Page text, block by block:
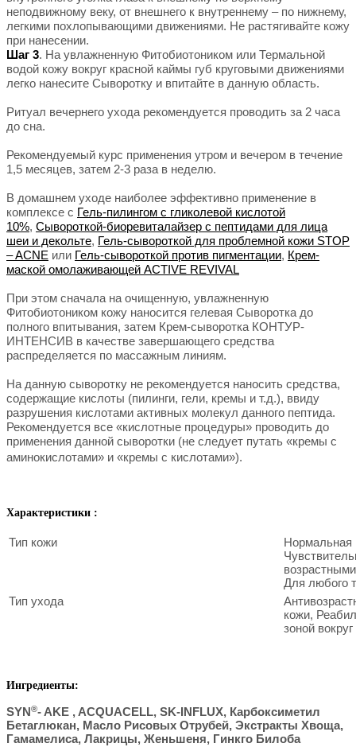
неподвижному веку, от внешнего к внутреннему – по нижнему,
легкими похлопывающими движениями. Не растягивайте кожу
при нанесении.
Шаг 3. На увлажненную Фитобиотоником или Термальной
водой кожу вокруг красной каймы губ круговыми движениями
легко нанесите Сыворотку и впитайте в данную область.
Ритуал вечернего ухода рекомендуется проводить за 2 часа
до сна.
Рекомендуемый курс применения утром и вечером в течение
1,5 месяцев, затем 2-3 раза в неделю.
В домашнем уходе наиболее эффективно применение в
комплексе с Гель-пилингом с гликолевой кислотой
10%, Сывороткой-биоревиталайзер с пептидами для лица
шеи и декольте, Гель-сывороткой для проблемной кожи STOP
– ACNE или Гель-сывороткой против пигментации, Крем-
маской омолаживающей ACTIVE REVIVAL
При этом сначала на очищенную, увлажненную
Фитобиотоником кожу наносится гелевая Сыворотка до
полного впитывания, затем Крем-сыворотка КОНТУР-
ИНТЕНСИВ в качестве завершающего средства
распределяется по массажным линиям.
На данную сыворотку не рекомендуется наносить средства,
содержащие кислоты (пилинги, гели, кремы и т.д.), ввиду
разрушения кислотами активных молекул данного пептида.
Рекомендуется все «кислотные процедуры» проводить до
применения данной сыворотки (не следует путать «кремы с
аминокислотами» и «кремы с кислотами»).
Характеристики :
Тип кожи
Нормальная
Для любого
Тип ухода
кожи,
зоной вокруг
Ингредиенты:
SYN®- AKE , AСQUACELL, SK-INFLUX, Карбоксиметил
Бетаглюкан, Масло Рисовых Отрубей, Экстракты Хвоща,
Гамамелиса, Лакрицы, Женьшеня, Гинкго Билоба